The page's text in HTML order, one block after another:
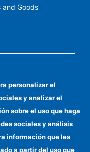
and Goods
personalizar el
y analizar el
sobre el uso que haga
sociales y análisis
información que les
a partir del uso que